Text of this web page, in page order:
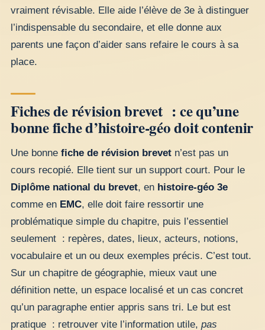
vraiment révisable. Elle aide l’élève de 3e à distinguer
l’indispensable du secondaire, et elle donne aux
parents une façon d’aider sans refaire le cours à sa
place.
Fiches de révision brevet : ce qu’une
bonne fiche d’histoire-géo doit contenir
Une bonne fiche de révision brevet n’est pas un
cours recopié. Elle tient sur un support court. Pour le
Diplôme national du brevet, en histoire-géo 3e
comme en EMC, elle doit faire ressortir une
problématique simple du chapitre, puis l’essentiel
seulement : repères, dates, lieux, acteurs, notions,
vocabulaire et un ou deux exemples précis. C’est tout.
Sur un chapitre de géographie, mieux vaut une
définition nette, un espace localisé et un cas concret
qu’un paragraphe entier appris sans tri. Le but est
pratique : retrouver vite l’information utile, pas